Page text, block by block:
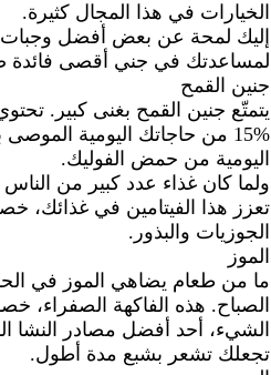
الخيارات في هذا المجال كثيرة.
إليك لمحة عن بعض أفضل وجبات
لمساعدتك في جني أقصى فائدة
جنين القمح
يتمتّع جنين القمح بغنى كبير.
اليومية من حمض الفوليك.
تعزز هذا الفيتامين في غذائك،
الجوزيات والبذور.
الموز
ما من طعام يضاهي الموز في
الصباح. هذه الفاكهة الصفراء،
الشيء، أحد أفضل مصادر النشا
تجعلك تشعر بشبع مدة أطول.